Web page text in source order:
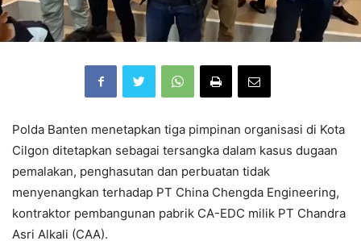
Polda Banten menetapkan tiga pimpinan organisasi di Kota
Cilgon ditetapkan sebagai tersangka dalam kasus dugaan
pemalakan, penghasutan dan perbuatan tidak
menyenangkan terhadap PT China Chengda Engineering,
kontraktor pembangunan pabrik CA-EDC milik PT Chandra
Asri Alkali (CAA).